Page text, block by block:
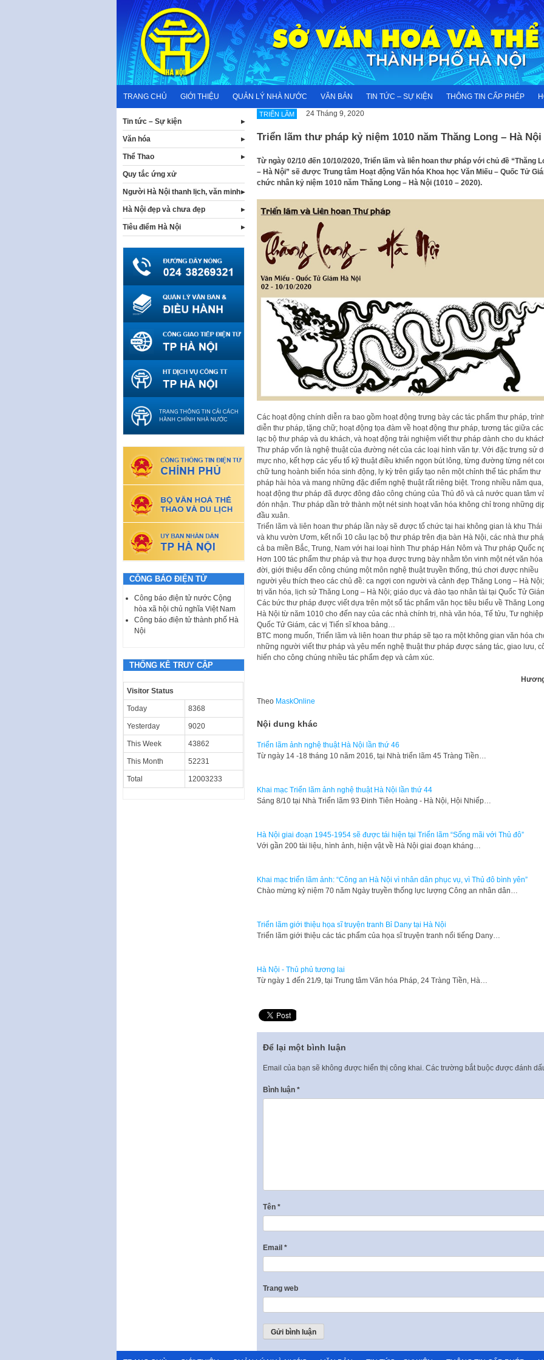
content
TRANG CHỦ GIỚI THIỆU QUẢN LÝ NHÀ NƯỚC VĂN BẢN TIN TỨC – SỰ KIỆN THÔNG TIN CẤP PHÉP
TRIỂN LÃM 24 Tháng 9, 2020
Triển lãm thư pháp kỷ niệm 1010 năm Thăng Long – Hà Nội
Từ ngày 02/10 đến 10/10/2020, Triển lãm và liên hoan thư pháp với chủ đề “Thăng
– Hà Nội” sẽ được Trung tâm Hoạt động Văn hóa Khoa học Văn Miếu – Quốc Tử
chức nhân kỷ niệm 1010 năm Thăng Long – Hà Nội (1010 – 2020).
Các hoạt động chính diễn ra bao gồm hoạt động trưng bày các tác phẩm thư pháp, trình
diễn thư pháp, tặng chữ; hoạt động tọa đàm về hoạt động thư pháp, tương tác giữa
lạc bộ thư pháp và du khách, và hoạt động trải nghiệm viết thư pháp dành cho du
Thư pháp vốn là nghệ thuật của đường nét của các loại hình văn tự. Với đặc trưng sử
mực nho, kết hợp các yếu tố kỹ thuật điều khiển ngọn bút lông, từng đường từng nét
chữ tung hoành biến hóa sinh động, ly kỳ trên giấy tạo nên một chỉnh thể tác phẩm thư
pháp hài hòa và mang những đặc điểm nghệ thuật rất riêng biệt. Trong nhiều năm qua,
hoạt động thư pháp đã được đông đảo công chúng của Thủ đô và cả nước quan tâm
đón nhận. Thư pháp dần trở thành một nét sinh hoạt văn hóa không chỉ trong những
đầu xuân.
Triển lãm và liên hoan thư pháp lần này sẽ được tổ chức tại hai không gian là khu Thái
và khu vườn Ươm, kết nối 10 câu lạc bộ thư pháp trên địa bàn Hà Nội, các nhà thư
cả ba miền Bắc, Trung, Nam với hai loại hình Thư pháp Hán Nôm và Thư pháp Quốc
Hơn 100 tác phẩm thư pháp và thư họa được trưng bày nhằm tôn vinh một nét văn hóa
đời, giới thiệu đến công chúng một môn nghệ thuật truyền thống, thú chơi được nhiều
người yêu thích theo các chủ đề: ca ngợi con người và cảnh đẹp Thăng Long – Hà
trị văn hóa, lịch sử Thăng Long – Hà Nội; giáo dục và đào tạo nhân tài tại Quốc Tử
Các bức thư pháp được viết dựa trên một số tác phẩm văn học tiêu biểu về Thăng
Hà Nội từ năm 1010 cho đến nay của các nhà chính trị, nhà văn hóa, Tế tửu, Tư nghiệp
Quốc Tử Giám, các vị Tiến sĩ khoa bảng…
BTC mong muốn, Triển lãm và liên hoan thư pháp sẽ tạo ra một không gian văn hóa
những người viết thư pháp và yêu mến nghệ thuật thư pháp được sáng tác, giao lưu,
hiến cho công chúng nhiều tác phẩm đẹp và cảm xúc.
Theo MaskOnline
Nội dung khác
Triển lãm ảnh nghệ thuật Hà Nội lần thứ 46
Từ ngày 14 -18 tháng 10 năm 2016, tại Nhà triển lãm 45 Tràng Tiền…
Khai mạc Triển lãm ảnh nghệ thuật Hà Nội lần thứ 44
​Sáng 8/10 tại Nhà Triển lãm 93 Đinh Tiên Hoàng - Hà Nội, Hội Nhiếp…
Hà Nội giai đoạn 1945-1954 sẽ được tái hiện tại Triển lãm “Sống mãi với Thủ đô”
Với gần 200 tài liệu, hình ảnh, hiện vật về Hà Nội giai đoạn kháng…
Khai mạc triển lãm ảnh: “Công an Hà Nội vì nhân dân phục vụ, vì Thủ đô bình yên”
​Chào mừng kỷ niệm 70 năm Ngày truyền thống lực lượng Công an nhân dân…
Triển lãm giới thiệu họa sĩ truyện tranh Bỉ Dany tại Hà Nội
Triển lãm giới thiệu các tác phẩm của họa sĩ truyện tranh nổi tiếng Dany…
Hà Nội - Thủ phủ tương lai
Từ ngày 1 đến 21/9, tại Trung tâm Văn hóa Pháp, 24 Tràng Tiền, Hà…
Để lại một bình luận
Email của bạn sẽ không được hiển thị công khai. Các trường bắt buộc được đánh
Bình luận *
Tên *
Email *
Trang web
Tin tức – Sự kiện
Văn hóa
Thể Thao
Quy tắc ứng xử
Người Hà Nội thanh lịch, văn minh
Hà Nội đẹp và chưa đẹp
Tiêu điểm Hà Nội
CÔNG BÁO ĐIỆN TỬ
Công báo điện tử nước Cộng
hòa xã hội chủ nghĩa Việt Nam
Công báo điện tử thành phố Hà
Nội
THỐNG KÊ TRUY CẬP
Visitor Status
Today 8368
Yesterday 9020
This Week 43862
This Month 52231
Total 12003233